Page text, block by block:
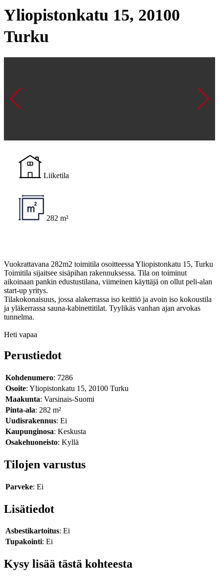
Yliopistonkatu 15, 20100
Turku
Liiketila
282 m²
Vuokrattavana 282m2 toimitila osoitteessa Yliopistonkatu 15, Turku
Toimitila sijaitsee sisäpihan rakennuksessa. Tila on toiminut
aikoinaan pankin edustustilana, viimeinen käyttäjä on ollut peli-alan
start-up yritys.
Tilakokonaisuus, jossa alakerrassa iso keittiö ja avoin iso kokoustila
ja yläkerrassa sauna-kabinettitilat. Tyylikäs vanhan ajan arvokas
tunnelma.
Heti vapaa
Perustiedot
Kohdenumero: 7286
Osoite: Yliopistonkatu 15, 20100 Turku
Maakunta: Varsinais-Suomi
Pinta-ala: 282 m²
Uudisrakennus: Ei
Kaupunginosa: Keskusta
Osakehuoneisto: Kyllä
Tilojen varustus
Parveke: Ei
Lisätiedot
Asbestikartoitus: Ei
Tupakointi: Ei
Kysy lisää tästä kohteesta